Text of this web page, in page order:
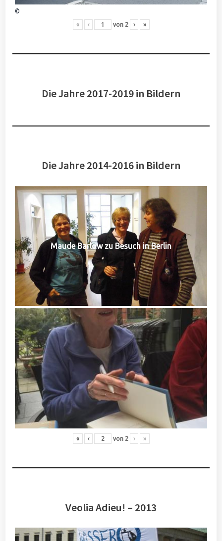
©
« ‹ von 2 › »
Die Jahre 2017-2019 in Bildern
Die Jahre 2014-2016 in Bildern
Maude Barlow zu Besuch in Berlin
« ‹ von 2 › »
Veolia Adieu! – 2013